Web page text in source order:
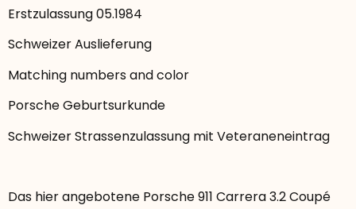
Erstzulassung 05.1984
Schweizer Auslieferung
Matching numbers and color
Porsche Geburtsurkunde
Schweizer Strassenzulassung mit Veteraneneintrag
Das hier angebotene Porsche 911 Carrera 3.2 Coupé